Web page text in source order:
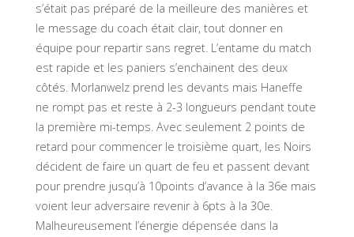
s’était pas préparé de la meilleure des manières et
le message du coach était clair, tout donner en
équipe pour repartir sans regret. L’entame du match
est rapide et les paniers s’enchainent des deux
côtés. Morlanwelz prend les devants mais Haneffe
ne rompt pas et reste à 2-3 longueurs pendant toute
la première mi-temps. Avec seulement 2 points de
retard pour commencer le troisième quart, les Noirs
décident de faire un quart de feu et passent devant
pour prendre jusqu’à 10points d’avance à la 36e mais
voient leur adversaire revenir à 6pts à la 30e.
Malheureusement l’énergie dépensée dans la